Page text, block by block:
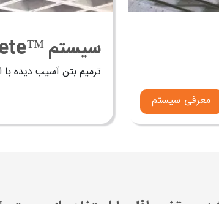
معرفی سیستم
سیستم ™FixCrete
ترمیم بتن آسیب دیده با